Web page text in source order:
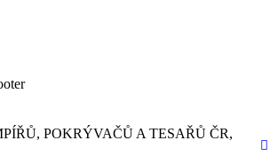
POKRÝVAČŮ A TESAŘŮ ČR,